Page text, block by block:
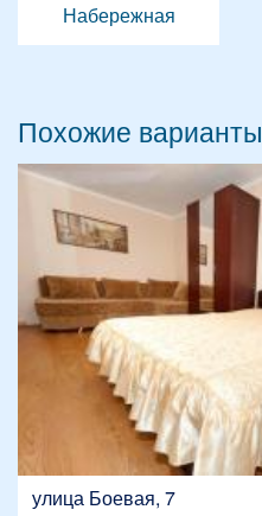
Набережная
Похожие варианты
улица Боевая, 7